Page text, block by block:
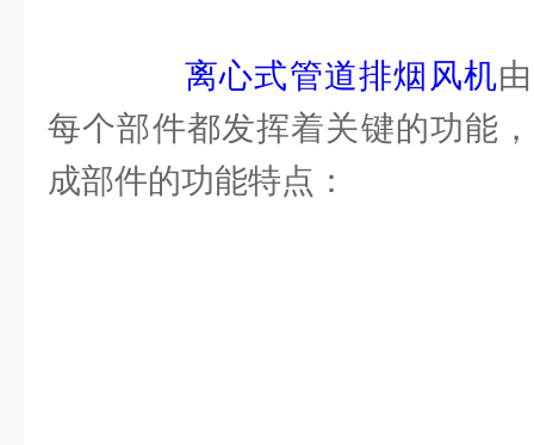
离心式管道排烟风机
每个部件都发挥着关键的功能
成部件的功能特点：